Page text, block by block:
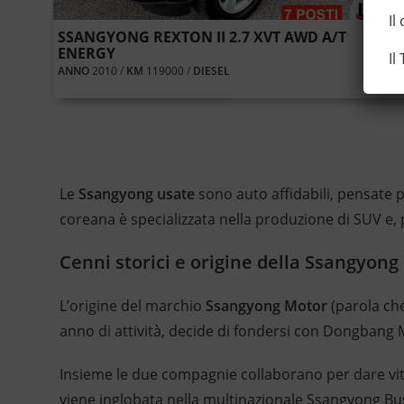
SSANGYONG REXTON II 2.7 XVT AWD A/T
ENERGY
ANNO2010 / KM 119000 / DIESEL
Le Ssangyong usate sono auto affidabili, pensate
coreana è specializzata nella produzione di SUV
Cenni storici e origine della Ssangyong
L’origine del marchio Ssangyong Motor (parola
anno di attività, decide di fondersi con Dongbang
Insieme le due compagnie collaborano per dare
viene inglobata nella multinazionale Ssangyong
Il
Il